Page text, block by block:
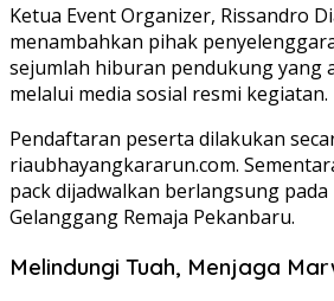
Ketua Event Organizer, Rissandro
menambahkan pihak
sejumlah hiburan pendukung yang
melalui media sosial resmi kegiatan.
Pendaftaran peserta dilakukan
riaubhayangkararun.com.
pack dijadwalkan berlangsung pada
Gelanggang Remaja Pekanbaru.
Melindungi Tuah, Menjaga